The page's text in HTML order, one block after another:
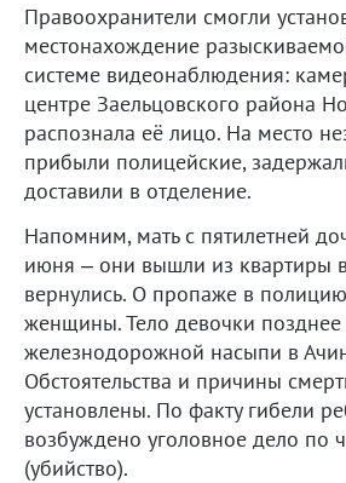
Правоохранители смогли
местонахождение
системе видеонаблюдения:
центре Заельцовского района
распознала её лицо. На место
прибыли полицейские,
доставили в отделение.
Напомним, мать с пятилетней
июня – они вышли из квартиры
вернулись. О пропаже в
женщины. Тело девочки
железнодорожной насыпи в
Обстоятельства и причины
установлены. По факту гибели
возбуждено уголовное дело по
(убийство).